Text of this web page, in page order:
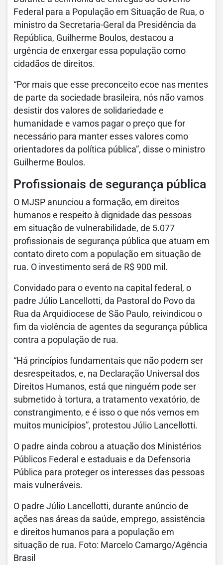
Federal para a População em Situação de Rua, o
ministro da Secretaria-Geral da Presidência da
República, Guilherme Boulos, destacou a
urgência de enxergar essa população como
cidadãos de direitos.
“Por mais que esse preconceito ecoe nas mentes
de parte da sociedade brasileira, nós não vamos
desistir dos valores de solidariedade e
humanidade e vamos pagar o preço que for
necessário para manter esses valores como
orientadores da política pública”, disse o ministro
Guilherme Boulos.
Profissionais de segurança pública
O MJSP anunciou a formação, em direitos
humanos e respeito à dignidade das pessoas
em situação de vulnerabilidade, de 5.077
profissionais de segurança pública que atuam em
contato direto com a população em situação de
rua. O investimento será de R$ 900 mil.
Convidado para o evento na capital federal, o
padre Júlio Lancellotti, da Pastoral do Povo da
Rua da Arquidiocese de São Paulo, reivindicou o
fim da violência de agentes da segurança pública
contra a população de rua.
“Há princípios fundamentais que não podem ser
desrespeitados, e, na Declaração Universal dos
Direitos Humanos, está que ninguém pode ser
submetido à tortura, a tratamento vexatório, de
constrangimento, e é isso o que nós vemos em
muitos municípios”, protestou Júlio Lancellotti.
O padre ainda cobrou a atuação dos Ministérios
Públicos Federal e estaduais e da Defensoria
Pública para proteger os interesses das pessoas
mais vulneráveis.
O padre Júlio Lancellotti, durante anúncio de
ações nas áreas da saúde, emprego, assistência
e direitos humanos para a população em
situação de rua. Foto: Marcelo Camargo/Agência
Brasil